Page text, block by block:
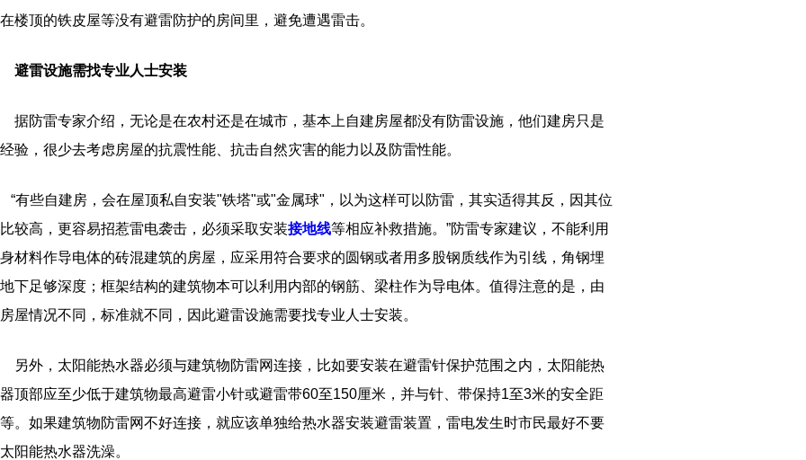
楼顶的铁皮屋等没有避雷防护的房间里，避免遭遇雷击。
避雷设施需找专业人士安装
防雷专家介绍，无论是在农村还是在城市，基本上自建房屋都没有防雷设施，他们建房只是
验，很少去考虑房屋的抗震性能、抗击自然灾害的能力以及防雷性能。
些自建房，会在屋顶私自安装"铁塔"或"金属球"，以为这样可以防雷，其实适得其反，因其位
较高，更容易招惹雷电袭击，必须采取安装接地线等相应补救措施。”防雷专家建议，不能利用
材料作导电体的砖混建筑的房屋，应采用符合要求的圆钢或者用多股钢质线作为引线，角钢埋
地下足够深度；框架结构的建筑物本可以利用内部的钢筋、梁柱作为导电体。值得注意的是，由
屋情况不同，标准就不同，因此避雷设施需要找专业人士安装。
另外，太阳能热水器必须与建筑物防雷网连接，比如要安装在避雷针保护范围之内，太阳能热
顶部应至少低于建筑物最高避雷小针或避雷带60至150厘米，并与针、带保持1至3米的安全距
。如果建筑物防雷网不好连接，就应该单独给热水器安装避雷装置，雷电发生时市民最好不要
阳能热水器洗澡。